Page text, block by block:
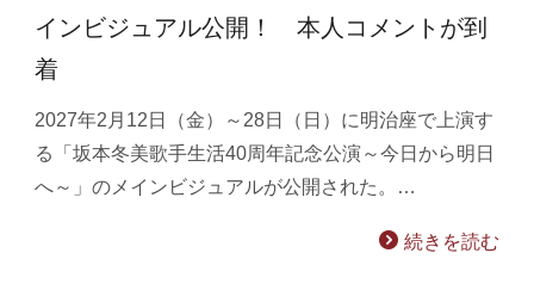
インビジュアル公開！ 本人コメントが到
着
2027年2月12日（金）～28日（日）に明治座で上演す
る「坂本冬美歌手生活40周年記念公演～今日から明日
へ～」のメインビジュアルが公開された。…
続きを読む